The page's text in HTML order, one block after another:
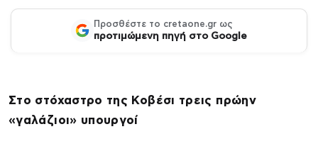
Προσθέστε το cretaone.gr ως
προτιμώμενη πηγή στο Google
Στο στόχαστρο της Κοβέσι τρεις πρώην
«γαλάζιοι» υπουργοί